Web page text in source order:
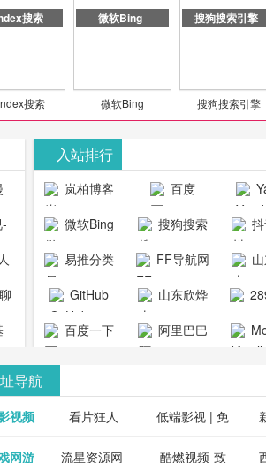
搜索
搜索
微软Bing
微软Bing
搜狗搜索引擎
搜狗搜索引擎
入站排行
岚柏博客 百度
微软Bing
搜狗搜索
引擎
易推分类
目录网
FF导航网
化工
GitHub
山东欣烨
生物科技有
资
百度一下
阿里巴巴
导航
视频 看片狂人 低端影视 | 免
费高清在线电
网游 流星资源网- 酷燃视频-致